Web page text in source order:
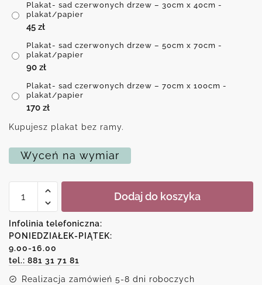
Plakat- sad czerwonych drzew – 30cm x 40cm -
plakat/papier
45 zł
Plakat- sad czerwonych drzew – 50cm x 70cm -
plakat/papier
90 zł
Plakat- sad czerwonych drzew – 70cm x 100cm -
plakat/papier
170 zł
Kupujesz plakat bez ramy.
Wyceń na wymiar
Plakat-
drzew
Dodaj do koszyka
Infolinia telefoniczna:
PONIEDZIAŁEK-PIĄTEK:
9.00-16.00
tel.: 881 31 71 81
Realizacja zamówień 5-8 dni roboczych